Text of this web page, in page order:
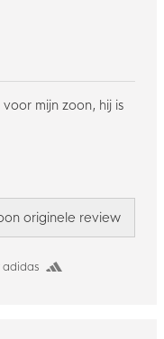
adidas
mijn zoon, hij is
originele review